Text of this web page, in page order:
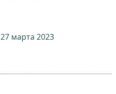
27 марта 2023